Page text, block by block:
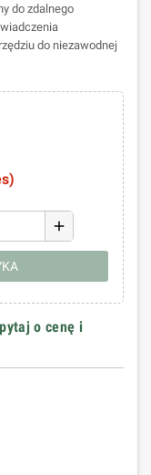
do zdalnego
do niezawodnej
add
o cenę i